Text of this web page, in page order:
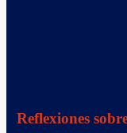
Reflexiones